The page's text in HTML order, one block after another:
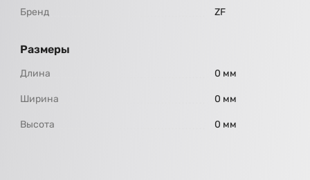
Бренд ZF
Размеры
Длина 0 мм
Ширина 0 мм
Высота 0 мм